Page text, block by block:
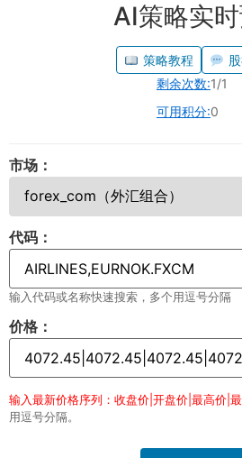
AI策略实时
策略教程
剩余次数:1/1
可用积分:0
市场：
代码：
输入代码或名称快速搜索，多个用逗号分隔
价格：
输入最新价格序列：收盘价|开盘价|最高价|
用逗号分隔。